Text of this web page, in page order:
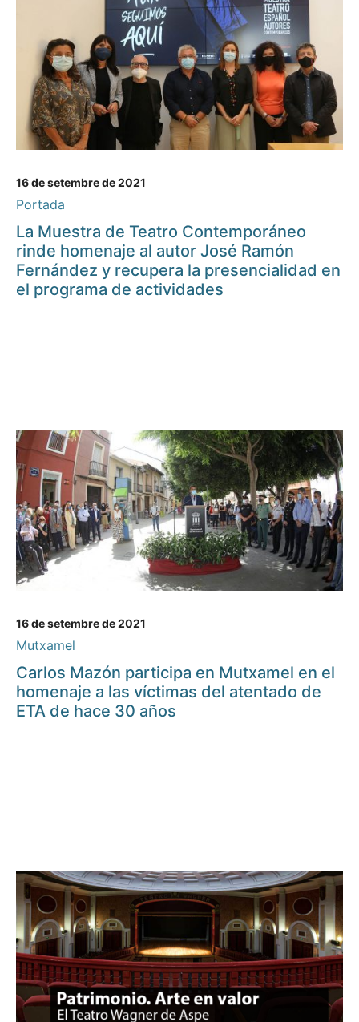
16 de setembre de 2021
Portada
La Muestra de Teatro Contemporáneo
rinde homenaje al autor José Ramón
Fernández y recupera la presencialidad en
el programa de actividades
16 de setembre de 2021
Mutxamel
Carlos Mazón participa en Mutxamel en el
homenaje a las víctimas del atentado de
ETA de hace 30 años